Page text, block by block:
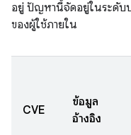
อยู่ ปัญหานี้จัดอยู่ในระดับ
ของผู้ใช้ภายใน
CVE
ข้อมูล
อ้างอิง